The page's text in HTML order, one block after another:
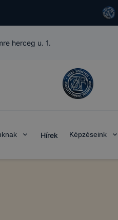
herceg u. 1.
Hírek Képzéseink